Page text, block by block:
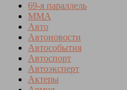
69-я параллель
MMA
Авто
Автоновости
Автособытия
Автоспорт
Автоэксперт
Актеры